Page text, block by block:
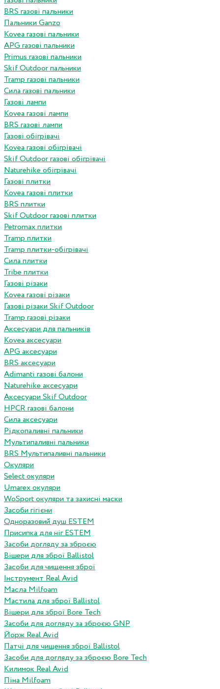
BRS газові пальники
Пальники Ganzo
Kovea газові пальники
APG газові пальники
Primus газові пальники
Skif Outdoor пальники
Tramp газові пальники
Сила газові пальники
Газові лампи
Kovea газові лампи
BRS газові лампи
Газові обігрівачі
Kovea газові обігрівачі
Skif Outdoor газові обігрівачі
Naturehike обігрівачі
Газові плитки
Kovea газові плитки
BRS плитки
Skif Outdoor газові плитки
Petromax плитки
Tramp плитки
Tramp плитки-обігрівачі
Сила плитки
Tribe плитки
Газові різаки
Kovea газові різаки
Газові різаки Skif Outdoor
Tramp газові різаки
Аксесуари для пальників
Kovea аксесуари
APG аксесуари
BRS аксесуари
Adimanti газові балони
Naturehike аксесуари
Аксесуари Skif Outdoor
HPCR газові балони
Сила аксесуари
Рідкопаливні пальники
Мультипаливні пальники
BRS Мультипаливні пальники
Окуляри
Select окуляри
Umarex окуляри
WoSport окуляри та захисні маски
Засоби гігієни
Одноразовий душ ESTEM
Присипка для ніг ESTEM
Засоби догляду за зброєю
Вішери для зброї Ballistol
Засоби для чищення зброї
Інструмент Real Avid
Масла Milfoam
Мастила для зброї Ballistol
Вішери для зброї Bore Tech
Засоби для догляду за зброєю GNP
Йорж Real Avid
Патчі для чищення зброї Ballistol
Засоби для догляду за зброєю Bore Tech
Килимок Real Avid
Піна Milfoam